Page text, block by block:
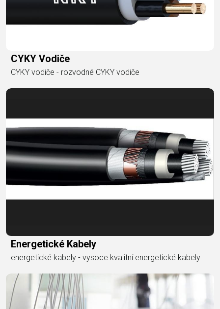
CYKY Vodiče
CYKY vodiče - rozvodné CYKY vodiče
Energetické Kabely
energetické kabely - vysoce kvalitní energetické kabely